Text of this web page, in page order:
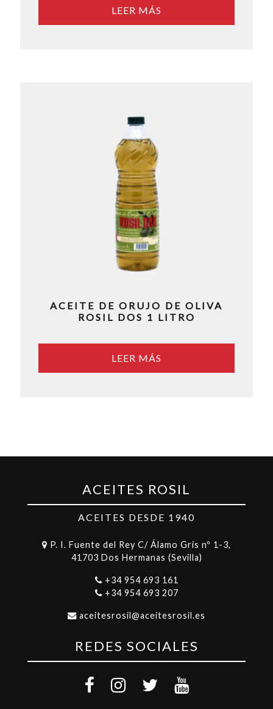
LEER MÁS
ACEITE DE ORUJO DE OLIVA
ROSIL DOS 1 LITRO
LEER MÁS
ACEITES ROSIL
ACEITES DESDE 1940
P. I. Fuente del Rey C/ Álamo Gris nº 1-3,
41703 Dos Hermanas (Sevilla)
+34 954 693 161
+34 954 693 207
aceitesrosil@aceitesrosil.es
REDES SOCIALES